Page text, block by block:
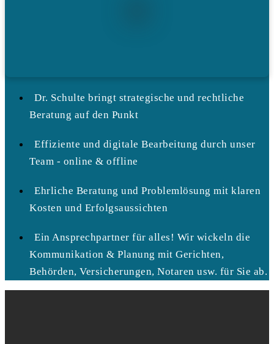
Dr. Schulte bringt strategische und rechtliche
Beratung auf den Punkt
Effiziente und digitale Bearbeitung durch unser
Team - online & offline
Ehrliche Beratung und Problemlösung mit klaren
Kosten und Erfolgsaussichten
Ein Ansprechpartner für alles! Wir wickeln die
Kommunikation & Planung mit Gerichten,
Behörden, Versicherungen, Notaren usw. für Sie ab.